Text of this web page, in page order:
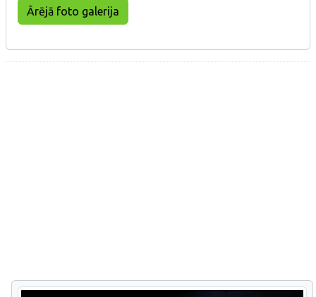
Ārējā foto galerija